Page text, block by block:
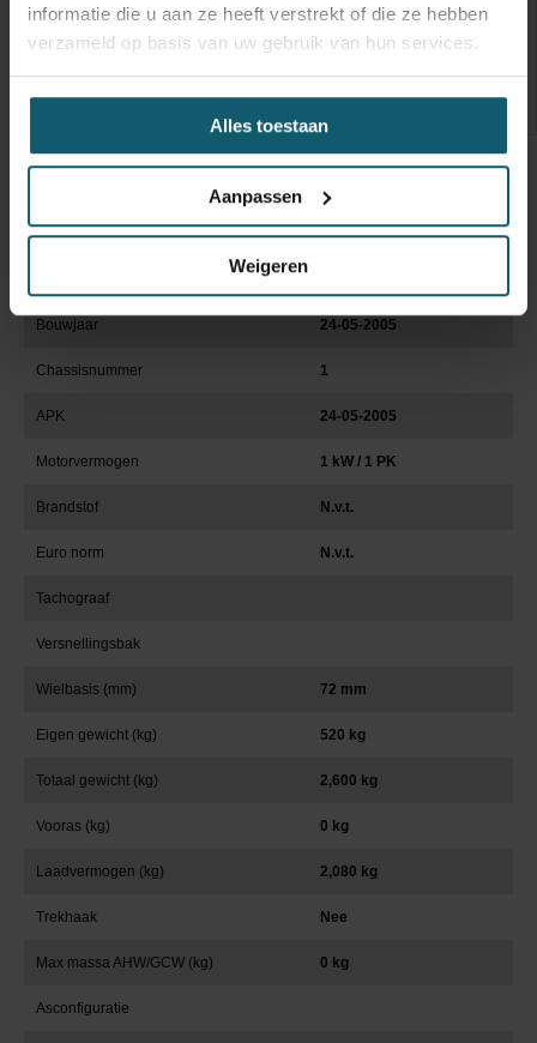
informatie die u aan ze heeft verstrekt of die ze hebben
verzameld op basis van uw gebruik van hun services.
Alles toestaan
Aanpassen
Weigeren
Marge voertuig
Bouwjaar 24-05-2005
Chassisnummer 1
APK 24-05-2005
Motorvermogen 1 kW / 1 PK
Brandstof N.v.t.
Euro norm N.v.t.
Tachograaf
Versnellingsbak
Wielbasis (mm) 72 mm
Eigen gewicht (kg) 520 kg
Totaal gewicht (kg) 2,600 kg
Vooras (kg) 0 kg
Laadvermogen (kg) 2,080 kg
Trekhaak Nee
Max massa AHW/GCW (kg) 0 kg
Asconfiguratie